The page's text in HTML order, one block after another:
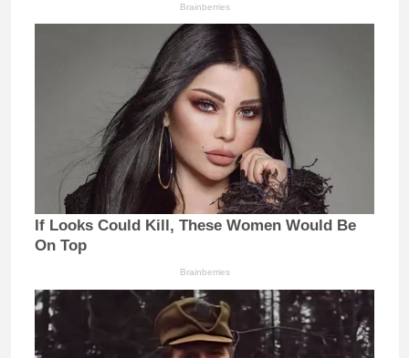
Brainberries
If Looks Could Kill, These Women Would Be
On Top
Brainberries